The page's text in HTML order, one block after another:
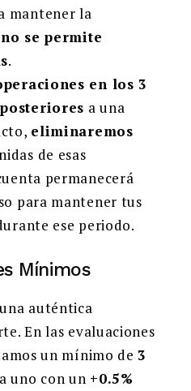
mantener la
no se permite
.
en los 3
a una
eliminaremos
de esas
permanecerá
para mantener tus
ese periodo.
Mínimos
auténtica
En las evaluaciones
un mínimo de3
uno con un +0.5%